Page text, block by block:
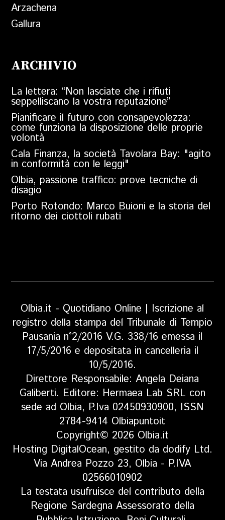
Arzachena
Gallura
ARCHIVIO
La lettera: “Non lasciate che i rifiuti
seppelliscano la vostra reputazione”
Pianificare il futuro con consapevolezza:
come funziona la disposizione delle proprie
volontà
Cala Finanza, la società Tavolara Bay: "agito
in conformità con le leggi"
Olbia, passione traffico: prove tecniche di
disagio
Porto Rotondo: Marco Buioni e la storia del
ritorno dei ciottoli rubati
Olbia.it - Quotidiano Online | Iscrizione al
registro della stampa del Tribunale di Tempio
Pausania n°2/2016 V.G. 338/16 emessa il
17/5/2016 e depositata in cancelleria il
10/5/2016.
Direttore Responsabile: Angela Deiana
Galiberti. Editore: Hermaea Lab SRL con
sede ad Olbia, P.Iva 02450930900, ISSN
2784-9414 Olbiapuntoit
Copyright© 2026 Olbia.it
Hosting DigitalOcean, gestito da dodify Ltd.
Via Andrea Pozzo 23, Olbia - P.IVA
02566010902
La testata usufruisce del contributo della
Regione Sardegna Assessorato della